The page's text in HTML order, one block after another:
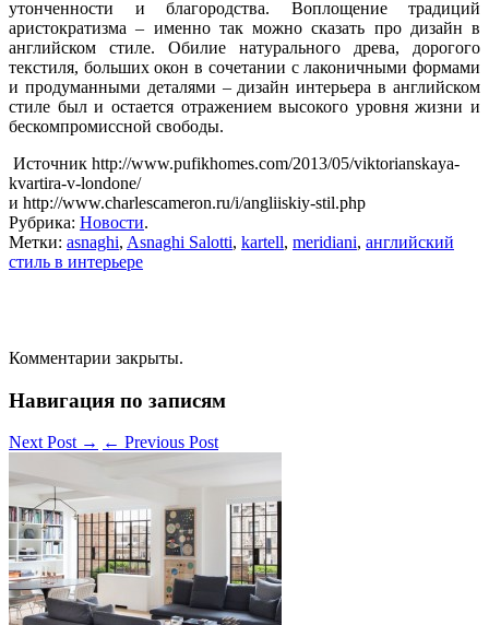
утонченности и благородства. Воплощение традиций
аристократизма – именно так можно сказать про дизайн в
английском стиле. Обилие натурального древа, дорогого
текстиля, больших окон в сочетании с лаконичными формами
и продуманными деталями – дизайн интерьера в английском
стиле был и остается отражением высокого уровня жизни и
бескомпромиссной свободы.
Источник http://www.pufikhomes.com/2013/05/viktorianskaya-
kvartira-v-londone/
и http://www.charlescameron.ru/i/angliiskiy-stil.php
Рубрика: Новости.
Метки: asnaghi, Asnaghi Salotti, kartell, meridiani, английский
стиль в интерьере
Комментарии закрыты.
Навигация по записям
Next Post → ← Previous Post